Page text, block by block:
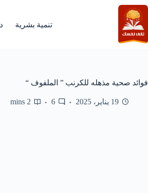
التجاوز
إلى
المحتوى
تنمية بشرية
فوائد صحية مذهله للكرنب ” الملفوف “
19 يناير، 2025 6
2 mins